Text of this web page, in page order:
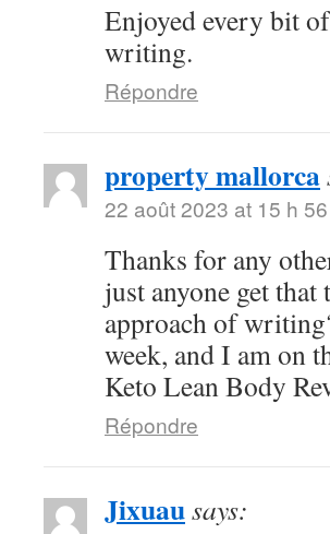
Enjoyed every bit
writing.
Répondre
property mallorca
22 août 2023 at 15 h
Thanks for any
just anyone get
approach of
week, and I am on
Keto Lean Body
Répondre
Jixuausays: